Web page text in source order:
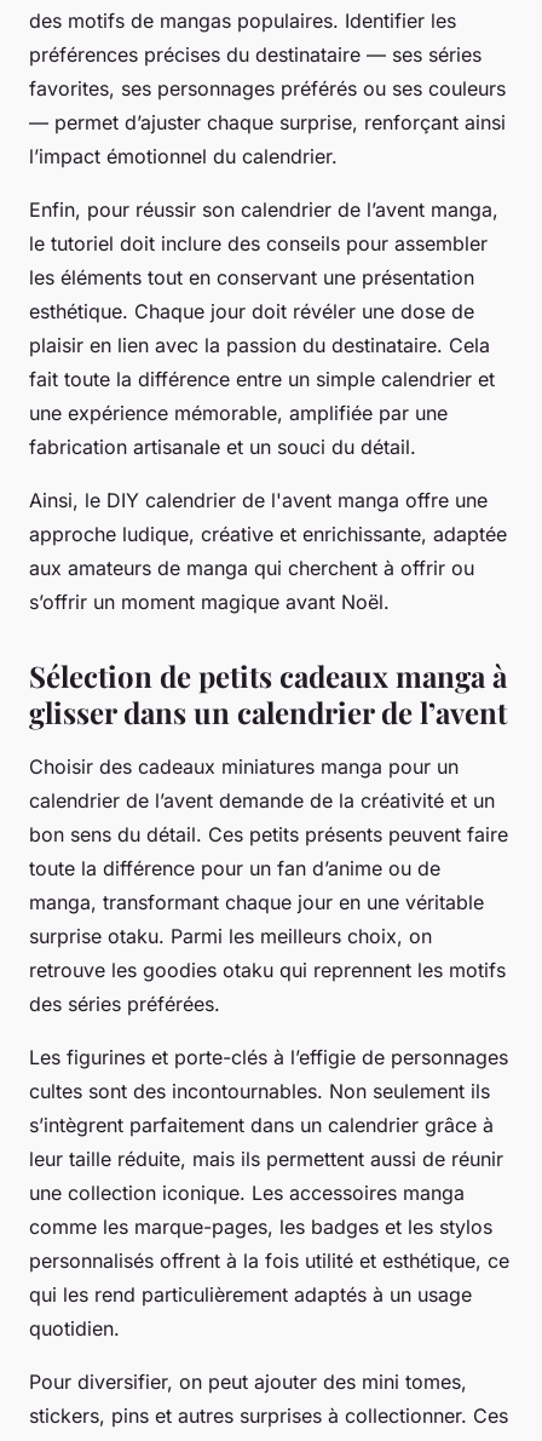
des motifs de mangas populaires. Identifier les
préférences précises du destinataire — ses séries
favorites, ses personnages préférés ou ses couleurs
— permet d’ajuster chaque surprise, renforçant ainsi
l’impact émotionnel du calendrier.
Enfin, pour réussir son calendrier de l’avent manga,
le tutoriel doit inclure des conseils pour assembler
les éléments tout en conservant une présentation
esthétique. Chaque jour doit révéler une dose de
plaisir en lien avec la passion du destinataire. Cela
fait toute la différence entre un simple calendrier et
une expérience mémorable, amplifiée par une
fabrication artisanale et un souci du détail.
Ainsi, le DIY calendrier de l'avent manga offre une
approche ludique, créative et enrichissante, adaptée
aux amateurs de manga qui cherchent à offrir ou
s’offrir un moment magique avant Noël.
Sélection de petits cadeaux manga à
glisser dans un calendrier de l’avent
Choisir des cadeaux miniatures manga pour un
calendrier de l’avent demande de la créativité et un
bon sens du détail. Ces petits présents peuvent faire
toute la différence pour un fan d’anime ou de
manga, transformant chaque jour en une véritable
surprise otaku. Parmi les meilleurs choix, on
retrouve les goodies otaku qui reprennent les motifs
des séries préférées.
Les figurines et porte-clés à l’effigie de personnages
cultes sont des incontournables. Non seulement ils
s’intègrent parfaitement dans un calendrier grâce à
leur taille réduite, mais ils permettent aussi de réunir
une collection iconique. Les accessoires manga
comme les marque-pages, les badges et les stylos
personnalisés offrent à la fois utilité et esthétique, ce
qui les rend particulièrement adaptés à un usage
quotidien.
Pour diversifier, on peut ajouter des mini tomes,
stickers, pins et autres surprises à collectionner. Ces